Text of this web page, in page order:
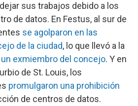
sus trabajos debido a los
de datos. En Festus, al sur de
se agolparon en las
de la ciudad, lo que llevó a la
exmiembro del concejo. Y en
de St. Louis, los
promulgaron una prohibición
de centros de datos.